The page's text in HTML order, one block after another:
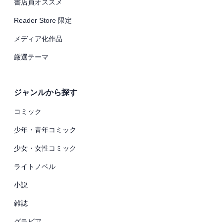
書店員オススメ
Reader Store 限定
メディア化作品
厳選テーマ
ジャンルから探す
コミック
少年・青年コミック
少女・女性コミック
ライトノベル
小説
雑誌